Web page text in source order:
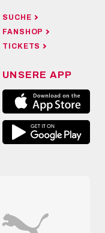
SUCHE
FANSHOP
TICKETS
UNSERE APP